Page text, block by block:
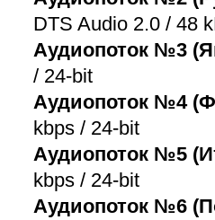
DTS Audio 2.0 / 48
Аудиопоток №3
/ 24-bit
Аудиопоток №4
kbps / 24-bit
Аудиопоток №5
kbps / 24-bit
Аудиопоток №6